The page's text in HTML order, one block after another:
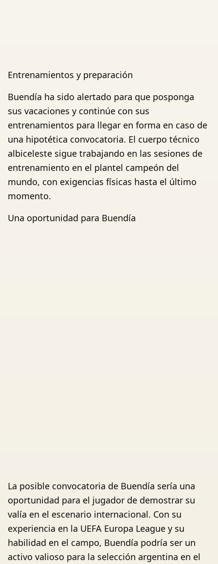
Entrenamientos y preparación
Buendía ha sido alertado para que posponga
sus vacaciones y continúe con sus
entrenamientos para llegar en forma en caso de
una hipotética convocatoria. El cuerpo técnico
albiceleste sigue trabajando en las sesiones de
entrenamiento en el plantel campeón del
mundo, con exigencias físicas hasta el último
momento.
Una oportunidad para Buendía
La posible convocatoria de Buendía sería una
oportunidad para el jugador de demostrar su
valía en el escenario internacional. Con su
experiencia en la UEFA Europa League y su
habilidad en el campo, Buendía podría ser un
activo valioso para la selección argentina en el